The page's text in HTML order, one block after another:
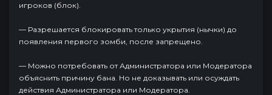
игроков (блок).
— Разрешается блокировать только укрытия (нычки) до
появления первого зомби, после запрещено.
— Можно потребовать от Администратора или Модератора
объяснить причину бана. Но не доказывать или осуждать
действия Администратора или Модератора.